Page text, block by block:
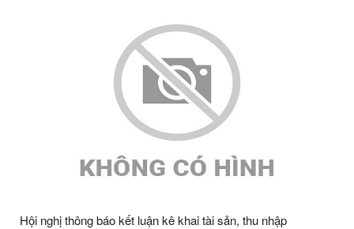
Hội nghị thông báo kết luận kê khai tài sản, thu nhập